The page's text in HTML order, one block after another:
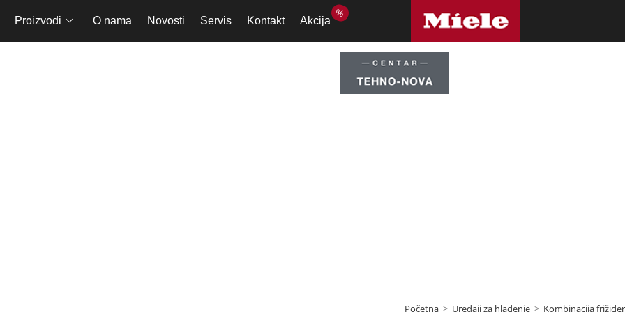
Proizvodi O nama Novosti Servis Kontakt Akcija
%
Početna > Uređaji za hlađenje > Kombinacija